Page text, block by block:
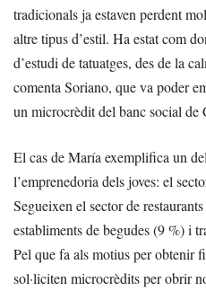
tradicionals ja estaven perdent
altre tipus d’estil. Ha estat com
d’estudi de tatuatges, des de la
comenta Soriano, que va poder
un microcrèdit del banc social de
El cas de María exemplifica un
l’emprenedoria dels joves: el
Segueixen el sector de
establiments de begudes (9 %) i
Pel que fa als motius per obtenir
sol·liciten microcrèdits per obrir